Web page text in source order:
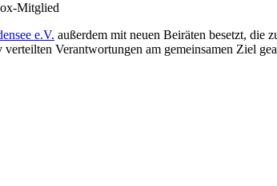
Mitglied
e.V. außerdem mit neuen Beiräten besetzt, die
Verantwortungen am gemeinsamen Ziel